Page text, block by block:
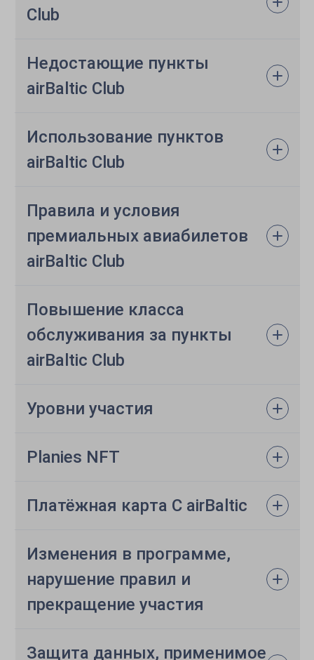
Club
Недостающие пункты
airBaltic Club
Использование пунктов
airBaltic Club
Правила и условия
премиальных авиабилетов
airBaltic Club
Повышение класса
обслуживания за пункты
airBaltic Club
Уровни участия
Planies NFT
Платёжная карта C airBaltic
Изменения в программе,
нарушение правил и
прекращение участия
Защита данных, применимое